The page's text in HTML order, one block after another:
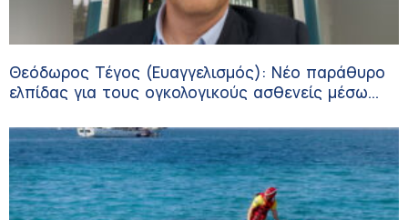
Θεόδωρος Τέγος (Ευαγγελισμός): Νέο παράθυρο
ελπίδας για τους ογκολογικούς ασθενείς μέσω